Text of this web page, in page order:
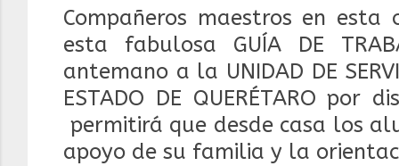
Compañeros maestros en
esta fabulosa GUÍA DE
antemano a la UNIDAD DE
ESTADO DE QUERÉTARO
permitirá que desde casa los
apoyo de su familia y la